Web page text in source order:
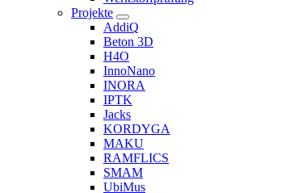
Projekte
AddiQ
Beton 3D
H4O
InnoNano
INORA
IPTK
Jacks
KORDYGA
MAKU
RAMFLICS
SMAM
UbiMus